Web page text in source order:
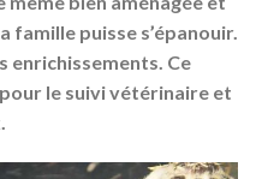
famille puisse s’épanouir.
enrichissements. Ce
le suivi vétérinaire et